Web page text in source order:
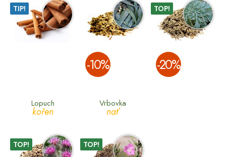
TIP!
­-10%
TOP!
­-20%
Lopuch
kořen
TOP!
Vrbovka
nať
TOP!